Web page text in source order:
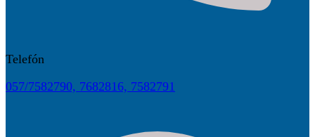
Telefón
057/7582790, 7682816, 7582791